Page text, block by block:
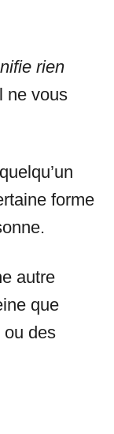
rien
ne vous
forme
autre
que
ou des